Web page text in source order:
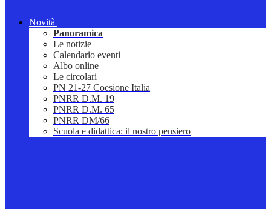
Novità
Panoramica
Le notizie
Calendario eventi
Albo online
Le circolari
PN 21-27 Coesione Italia
PNRR D.M. 19
PNRR D.M. 65
PNRR DM/66
Scuola e didattica: il nostro pensiero